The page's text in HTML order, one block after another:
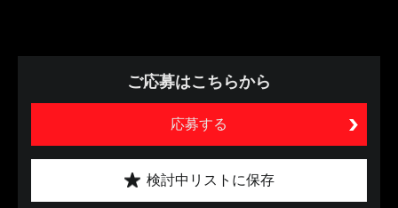
ご応募はこちらから
応募する
検討中リストに保存